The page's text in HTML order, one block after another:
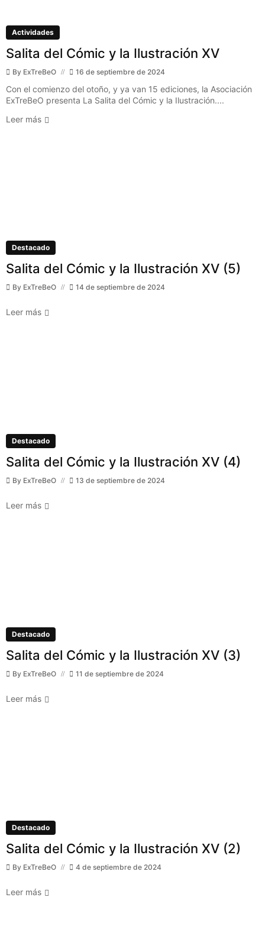
Actividades
Salita del Cómic y la Ilustración XV
By ExTreBeO 16 de septiembre de 2024
Con el comienzo del otoño, y ya van 15 ediciones, la Asociación
ExTreBeO presenta La Salita del Cómic y la Ilustración....
Leer más
Destacado
Salita del Cómic y la Ilustración XV (5)
By ExTreBeO 14 de septiembre de 2024
Leer más
Destacado
Salita del Cómic y la Ilustración XV (4)
By ExTreBeO 13 de septiembre de 2024
Leer más
Destacado
Salita del Cómic y la Ilustración XV (3)
By ExTreBeO 11 de septiembre de 2024
Leer más
Destacado
Salita del Cómic y la Ilustración XV (2)
By ExTreBeO 4 de septiembre de 2024
Leer más